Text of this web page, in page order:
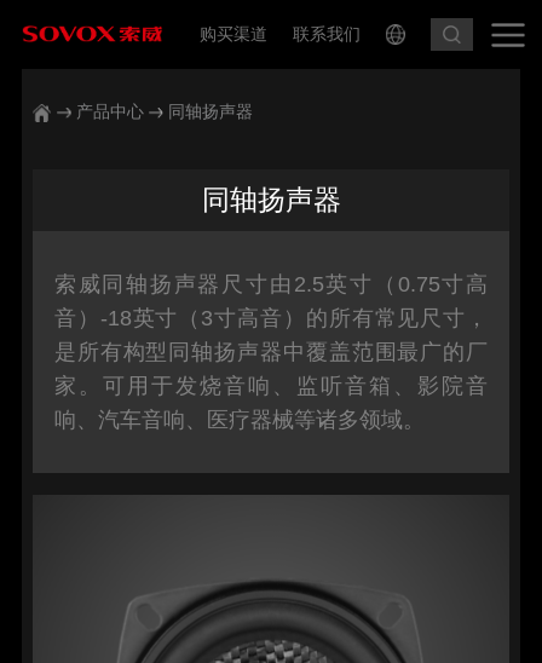
购买渠道 联系我们
产品中心 同轴扬声器
同轴扬声器
索威同轴扬声器尺寸由2.5英寸（0.75寸高
音）-18英寸（3寸高音）的所有常见尺寸，
是所有构型同轴扬声器中覆盖范围最广的厂
家。可用于发烧音响、监听音箱、影院音
响、汽车音响、医疗器械等诸多领域。